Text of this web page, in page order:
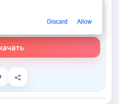
Discard Allow